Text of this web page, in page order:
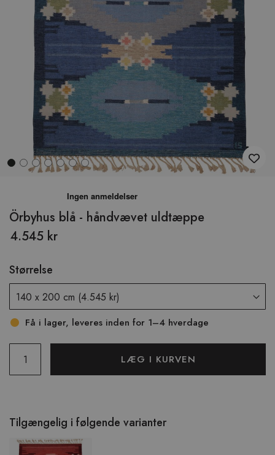
Örbyhus blå - håndvævet uldtæppe
4.545 kr
Størrelse
Få i lager, leveres inden for 1–4 hverdage
LÆG I KURVEN
Tilgængelig i følgende varianter
begyndelsen
af
billedgalleriet